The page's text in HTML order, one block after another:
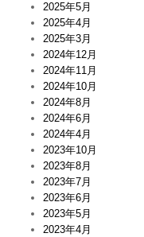
寺
子
屋
は
2025年5月
2025年4月
2025年3月
2024年12月
2024年11月
2024年10月
2024年8月
2024年6月
2024年4月
2023年10月
2023年8月
2023年7月
2023年6月
2023年5月
2023年4月